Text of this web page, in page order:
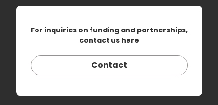
For inquiries on funding and partnerships,
contact us here
Contact